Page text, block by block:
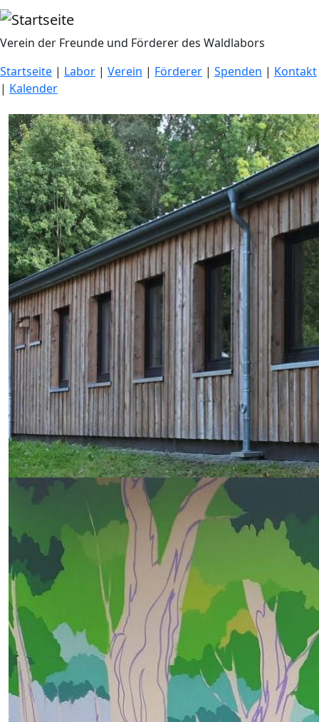
Direkt zum Inhalt
Verein der Freunde und Förderer des Waldlabors
Startseite | Labor | Verein | Förderer | Spenden | Kontakt
| Kalender